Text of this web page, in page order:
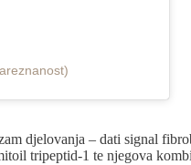
djelovanja – dati signal
tripeptid-1 te njegova